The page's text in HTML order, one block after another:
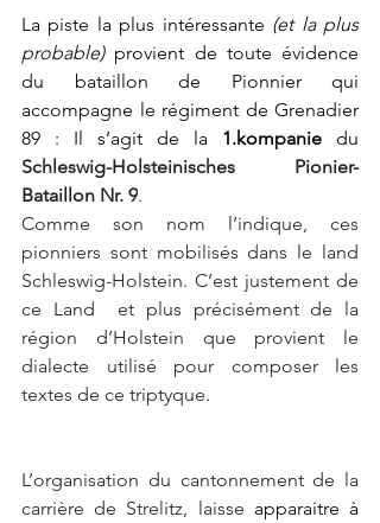
La piste la plus intéressante (et la plus
probable) provient de toute évidence
du bataillon de Pionnier qui
accompagne le régiment de Grenadier
89 : Il s’agit de la 1.kompanie
Schleswig-Holsteinisches Pionier-
Bataillon Nr. 9.
Comme son nom l’indique, ces
pionniers sont mobilisés dans le land
Schleswig-Holstein. C’est justement de
ce Land  et plus précisément de la
région d’Holstein que provient le
dialecte utilisé pour composer les
textes de ce triptyque.
L’organisation du cantonnement de la
carrière de Strelitz, laisse apparaitre à